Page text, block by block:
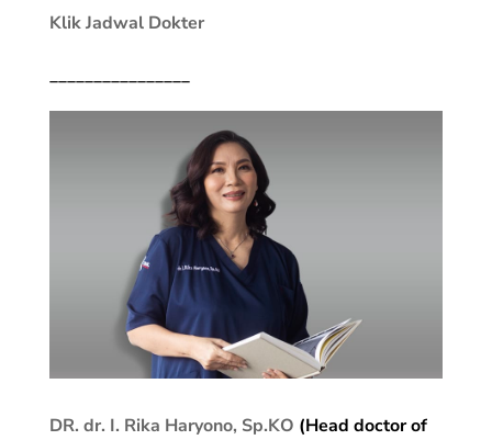
Klik Jadwal Dokter
________________
DR. dr. I. Rika Haryono, Sp.KO (Head doctor of